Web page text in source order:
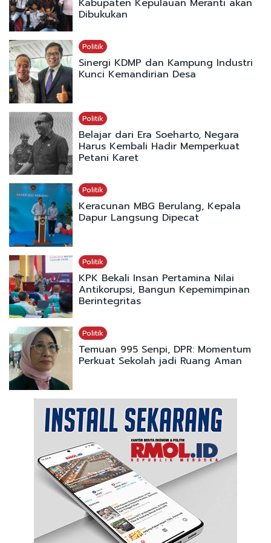
Dibukukan
Politik
Sinergi KDMP dan Kampung Industri
Kunci Kemandirian Desa
Politik
Belajar dari Era Soeharto, Negara
Harus Kembali Hadir Memperkuat
Petani Karet
Politik
Keracunan MBG Berulang, Kepala
Dapur Langsung Dipecat
Politik
KPK Bekali Insan Pertamina Nilai
Antikorupsi, Bangun Kepemimpinan
Berintegritas
Politik
Temuan 995 Senpi, DPR: Momentum
Perkuat Sekolah jadi Ruang Aman